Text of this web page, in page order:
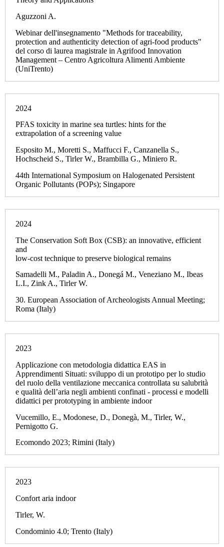
Aguzzoni A.
Webinar dell'insegnamento "Methods for traceability,
protection and authenticity detection of agri-food products"
del corso di laurea magistrale in Agrifood Innovation
Management – Centro Agricoltura Alimenti Ambiente
(UniTrento)
2024
PFAS toxicity in marine sea turtles: hints for the
extrapolation of a screening value
Esposito M., Moretti S., Maffucci F., Canzanella S.,
Hochscheid S., Tirler W., Brambilla G., Miniero R.
44th International Symposium on Halogenated Persistent
Organic Pollutants (POPs); Singapore
2024
The Conservation Soft Box (CSB): an innovative, efficient
and
low‐cost technique to preserve biological remains
Samadelli M., Paladin A., Donegá M., Veneziano M., Ibeas
L.I., Zink A., Tirler W.
30. European Association of Archeologists Annual Meeting;
Roma (Italy)
2023
Applicazione con metodologia didattica EAS in
Apprendimenti Situati: sviluppo di un prototipo per lo studio
del ruolo della ventilazione meccanica controllata su salubrità
e qualità dell’aria negli ambienti confinati - processi e modelli
didattici per prototyping in ambiente indoor
Vucemillo, E., Modonese, D., Donegà, M., Tirler, W.,
Pernigotto G.
Ecomondo 2023; Rimini (Italy)
2023
Confort aria indoor
Tirler, W.
Condominio 4.0; Trento (Italy)